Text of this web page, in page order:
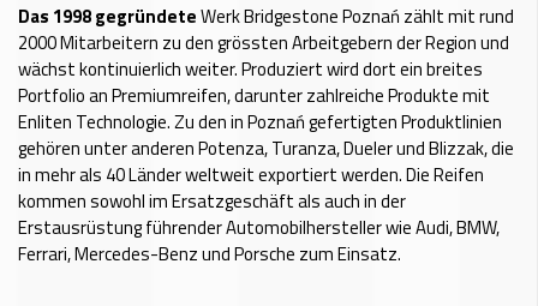
Das 1998 gegründeteWerk Bridgestone Poznań zählt mit rund
2000 Mitarbeitern zu den grössten Arbeitgebern der Region und
wächst kontinuierlich weiter. Produziert wird dort ein breites
Portfolio an Premiumreifen, darunter zahlreiche Produkte mit
Enliten Technologie. Zu den in Poznań gefertigten Produktlinien
gehören unter anderen Potenza, Turanza, Dueler und Blizzak, die
in mehr als 40 Länder weltweit exportiert werden. Die Reifen
kommen sowohl im Ersatzgeschäft als auch in der
Erstausrüstung führender Automobilhersteller wie Audi, BMW,
Ferrari, Mercedes-Benz und Porsche zum Einsatz.